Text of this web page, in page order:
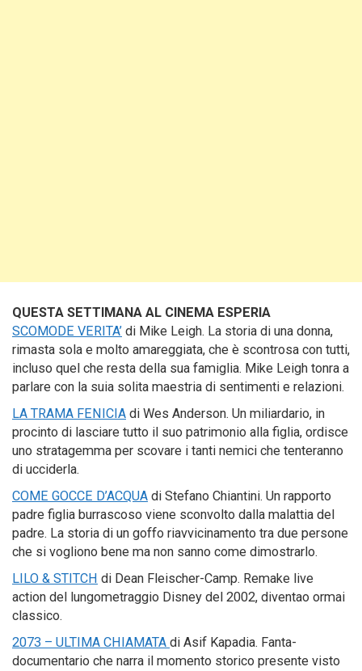
QUESTA SETTIMANA AL CINEMA ESPERIA
SCOMODE VERITA’ di Mike Leigh. La storia di una donna,
rimasta sola e molto amareggiata, che è scontrosa con tutti,
incluso quel che resta della sua famiglia. Mike Leigh tonra a
parlare con la suia solita maestria di sentimenti e relazioni.
LA TRAMA FENICIA di Wes Anderson. Un miliardario, in
procinto di lasciare tutto il suo patrimonio alla figlia, ordisce
uno stratagemma per scovare i tanti nemici che tenteranno
di ucciderla.
COME GOCCE D’ACQUA di Stefano Chiantini. Un rapporto
padre figlia burrascoso viene sconvolto dalla malattia del
padre. La storia di un goffo riavvicinamento tra due persone
che si vogliono bene ma non sanno come dimostrarlo.
LILO & STITCH di Dean Fleischer-Camp. Remake live
action del lungometraggio Disney del 2002, diventao ormai
classico.
2073 – ULTIMA CHIAMATA di Asif Kapadia. Fanta-
documentario che narra il momento storico presente visto